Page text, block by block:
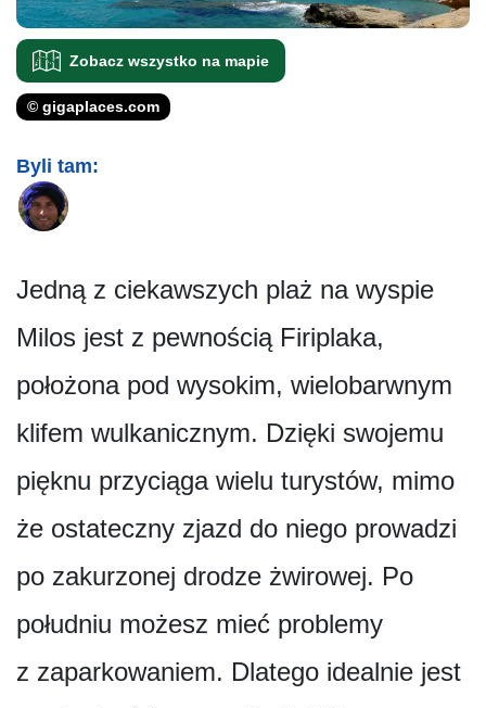
Zobacz wszystko na mapie
© gigaplaces.com
Byli tam:
Jedną z ciekawszych plaż na wyspie
Milos jest z pewnością Firiplaka,
położona pod wysokim, wielobarwnym
klifem wulkanicznym. Dzięki swojemu
pięknu przyciąga wielu turystów, mimo
że ostateczny zjazd do niego prowadzi
po zakurzonej drodze żwirowej. Po
południu możesz mieć problemy
z zaparkowaniem. Dlatego idealnie jest